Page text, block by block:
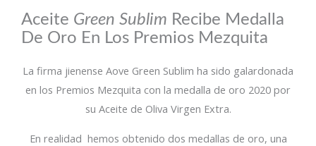
Aceite Green Sublim Recibe Medalla
De Oro En Los Premios Mezquita
La firma jienense Aove Green Sublim ha sido galardonada
en los Premios Mezquita con la medalla de oro 2020 por
su Aceite de Oliva Virgen Extra.
En realidad hemos obtenido dos medallas de oro, una